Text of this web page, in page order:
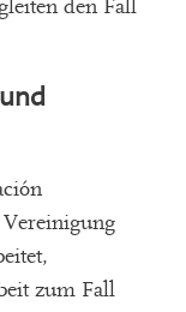
den Fall
zum Fall